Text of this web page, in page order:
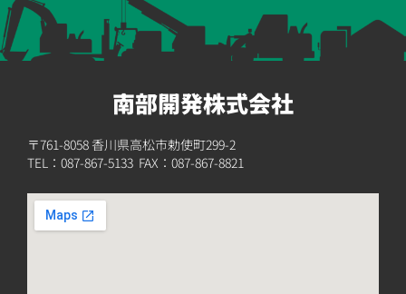
南部開発株式会社
〒761-8058 香川県高松市勅使町299-2
TEL： 087-867-5133 FAX：087-867-8821